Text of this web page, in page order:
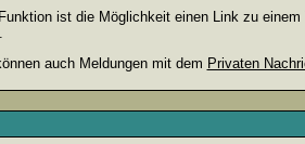
ist die Möglichkeit einen Link zu
auch Meldungen mit dem Privaten